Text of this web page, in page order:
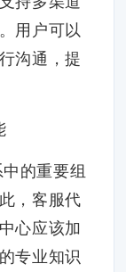
用户可以
沟通，提
的重要组
，客服代
心应该加
专业知识